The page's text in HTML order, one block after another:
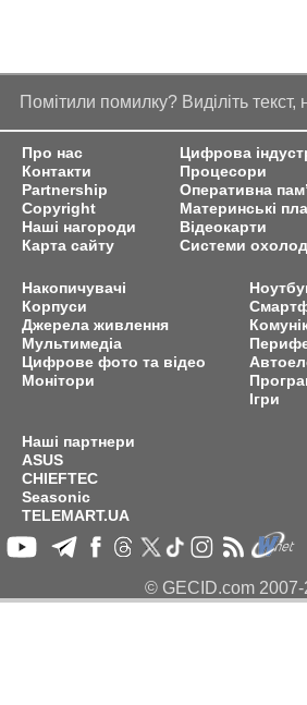
Помітили помилку? Виділіть текст,
Про нас
Контакти
Partnership
Copyright
Наші нагороди
Карта сайту
Цифрова
Процесори
Оперативна
Материнські
Відеокарти
Системи
Накопичувачі
Корпуси
Джерела живлення
Мультимедіа
Цифрове фото та відео
Монітори
Ігри
Наші партнери
ASUS
CHIEFTEC
Seasonic
TELEMART.UA
© GECID.com 2007-